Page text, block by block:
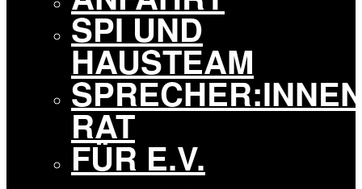
SPI UND
HAUSTEAM
RAT
FÜR E.V.